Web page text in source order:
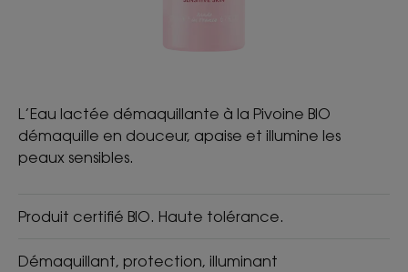
L’Eau lactée démaquillante à la Pivoine BIO
démaquille en douceur, apaise et illumine les
peaux sensibles.
Produit certifié BIO. Haute tolérance.
Démaquillant, protection, illuminant